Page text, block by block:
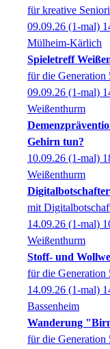
für kreative
09.09.26 (1-mal)
Mülheim-Kärlich
Spieletreff
für die Generation
09.09.26 (1-mal)
Weißenthurm
Gehirn tun?
10.09.26 (1-mal)
Weißenthurm
mit
14.09.26 (1-mal)
Weißenthurm
Stoff- und
für die Generation
14.09.26 (1-mal)
Bassenheim
Wanderung
für die Generation